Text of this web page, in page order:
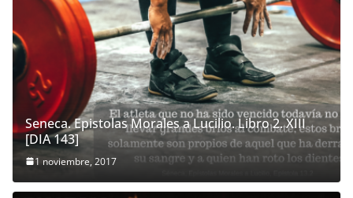
Seneca. Epistolas Morales a Lucilio. Libro 2. XIII
[DIA 143]
1 noviembre, 2017